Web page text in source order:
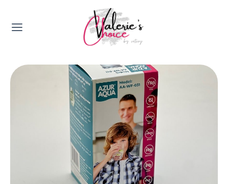
Valerie's Topics
Travel & Culture
Food & Drinks
Happyness & Opmerkelijk
Lifestyle, Sport & Duurzaamheid
Gadgets & Tech
Top 5 van Valerie
Health & Beauty
Huis & Tuin